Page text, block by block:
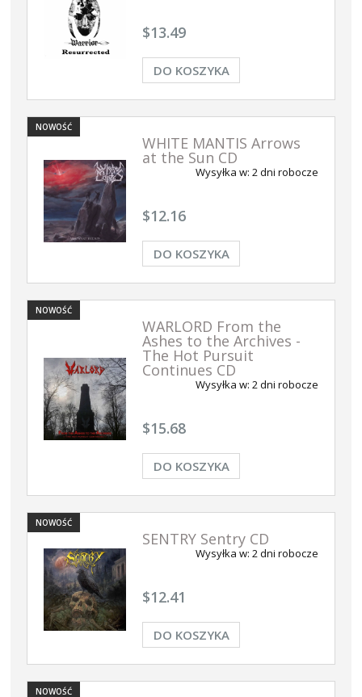
$13.49
DO KOSZYKA
WHITE MANTIS Arrows
at the Sun CD
Wysyłka w: 2 dni robocze
$12.16
DO KOSZYKA
NOWOŚĆ
WARLORD From the
Ashes to the Archives -
The Hot Pursuit
Continues CD
Wysyłka w: 2 dni robocze
$15.68
DO KOSZYKA
NOWOŚĆ
SENTRY Sentry CD
Wysyłka w: 2 dni robocze
$12.41
DO KOSZYKA
NOWOŚĆ
NOWOŚĆ